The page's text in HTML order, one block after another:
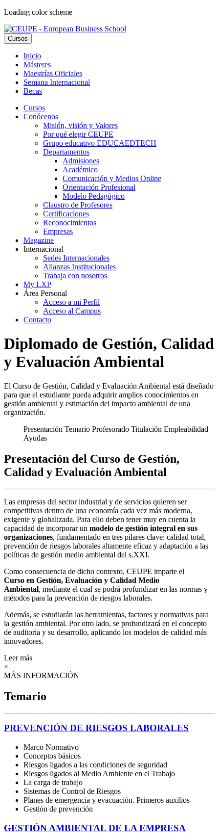
Loading color scheme
Cursos
Inicio
Másteres
Maestrías Oficiales
Semana Internacional
Becas
Cursos
Conócenos
Misión, visión y Valores
Por qué elegir CEUPE
Grupo educativo EDUCAEDTECH
Departamentos
Admisiones
Académico
Comunicación y Medios Online
Orientación Profesional
Modelo Pedagógico
Claustro de Profesores
Certificaciones
Reconocimientos
Empresas
Magazine
Internacional
Sedes Internacionales
Alianzas Institucionales
Trabaja con nosotros
My LXP
Área Personal
Acceso a mi Perfil
Acceso al Campus
Contacto
Diplomado de Gestión, Calidad
y Evaluación Ambiental
El Curso de Gestión, Calidad y Evaluación Ambiental está diseñado
para que el estudiante pueda adquirir amplios conocimientos en
gestión ambiental y estimación del impacto ambiental de una
organización.
Presentación Temario Profesorado Titulación Empleabilidad
Ayudas
Presentación del Curso de Gestión,
Calidad y Evaluación Ambiental
Las empresas del sector industrial y de servicios quieren ser
competitivas dentro de una economía cada vez más moderna,
exigente y globalizada. Para ello deben tener muy en cuenta la
capacidad de incorporar un modelo de gestión integral en sus
organizaciones, fundamentado en tres pilares clave: calidad total,
prevención de riesgos laborales altamente eficaz y adaptación a las
políticas de gestión medio ambiental del s.XXI.
Como consecuencia de dicho contexto, CEUPE imparte el
Curso en Gestión, Evaluación y Calidad Medio
Ambiental, mediante el cual se podrá profundizar en las normas y
métodos para la prevención de riesgos laborales.
Además, se estudiarán las herramientas, factores y normativas para
la gestión ambiental. Por otro lado, se profundizará en el concepto
de auditoria y su desarrollo, aplicando los modelos de calidad más
innovadores.
Leer más
×
MÁS INFORMACIÓN
Temario
PREVENCIÓN DE RIESGOS LABORALES
Marco Normativo
Conceptos básicos
Riesgos ligados a las condiciones de seguridad
Riesgos ligados al Medio Ambiente en el Trabajo
La carga de trabajo
Sistemas de Control de Riesgos
Planes de emergencia y evacuación. Primeros auxilios
Gestión de prevención
GESTIÓN AMBIENTAL DE LA EMPRESA